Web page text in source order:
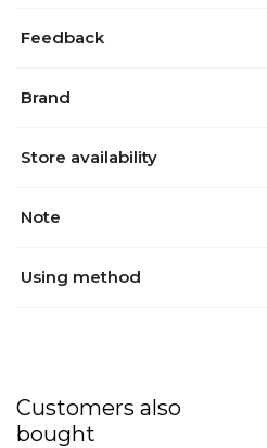
Feedback
Brand
Store availability
Note
Using method
Customers also
bought